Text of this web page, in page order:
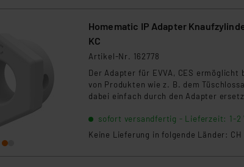
Homematic IP Adapter
KC
Artikel-Nr. 162778
Der Adapter für EVVA, CES
von Produkten wie z. B. dem
dabei einfach durch den Adapter
sofort versandfertig - Lieferzeit: 1-2
Keine Lieferung in folgende Länder: CH